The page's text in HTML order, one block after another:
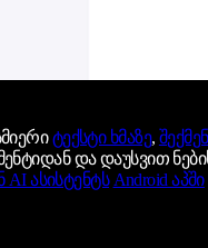
ტექსტი ხმაზე,
და დაუსვით
AI ასისტენტს Android აპში